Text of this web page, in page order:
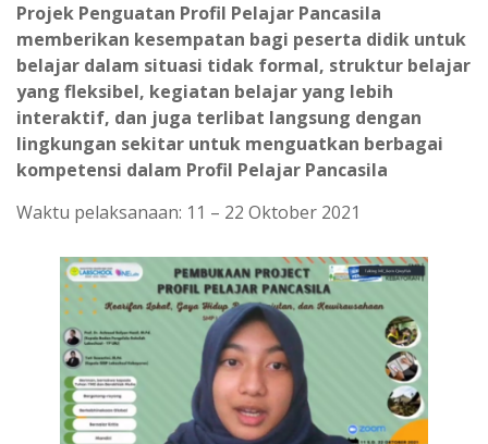
Projek Penguatan Profil Pelajar Pancasila
memberikan kesempatan bagi peserta didik untuk
belajar dalam situasi tidak formal, struktur belajar
yang fleksibel, kegiatan belajar yang lebih
interaktif, dan juga terlibat langsung dengan
lingkungan sekitar untuk menguatkan berbagai
kompetensi dalam Profil Pelajar Pancasila
Waktu pelaksanaan: 11 – 22 Oktober 2021